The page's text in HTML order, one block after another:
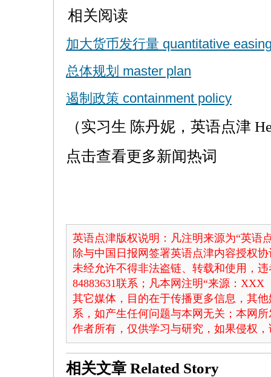
相关阅读
加大货币发行量 quantitative
总体规划 master plan
遏制政策 containment policy
（实习生 陈丹妮，英语点津
点击查看更多新闻热词
英语点津版权说明：凡注明来源为“英语
除与中国日报网签署英语点津内容授权
未经允许不得非法盗链、转载和使用，
84883631联系；凡本网注明“来源：
其它媒体，目的在于传播更多信息，其
系，如产生任何问题与本网无关；本网
作者所有，仅供学习与研究，如果侵权
相关文章 Related Story